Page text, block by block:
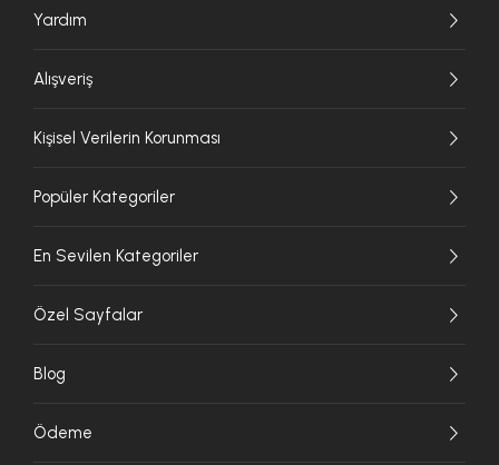
Yardım
Alışveriş
Kişisel Verilerin Korunması
Popüler Kategoriler
En Sevilen Kategoriler
Özel Sayfalar
Blog
Ödeme